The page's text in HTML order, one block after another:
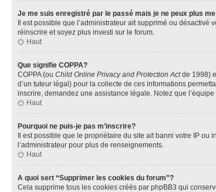
Je me suis enregistré par le passé mais je ne peux plus
Il est possible que l’administrateur ait supprimé ou
réinscrire et soyez plus investi sur le forum.
Haut
Que signifie COPPA?
COPPA (ou Child Online Privacy and Protection Actde 1998)
d’un tuteur légal) pour la collecte de ces informations
inscrire, demandez une assistance légale. Notez que
Haut
Pourquoi ne puis-je pas m’inscrire?
Il est possible que le propriétaire du site ait banni votre IP
l’administrateur pour plus de renseignements.
Haut
A quoi sert “Supprimer les cookies du forum”?
Cela supprime tous les cookies créés par phpBB3 qui